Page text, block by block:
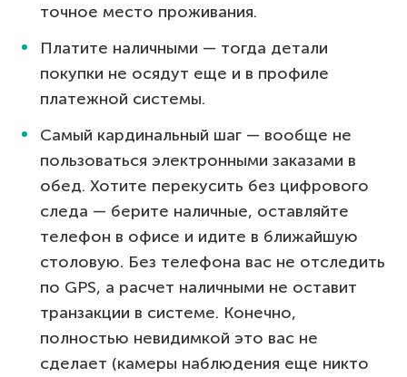
точное место проживания.
Платите наличными — тогда детали
покупки не осядут еще и в профиле
платежной системы.
Самый кардинальный шаг — вообще не
пользоваться электронными заказами в
обед. Хотите перекусить без цифрового
следа — берите наличные, оставляйте
телефон в офисе и идите в ближайшую
столовую. Без телефона вас не отследить
по GPS, а расчет наличными не оставит
транзакции в системе. Конечно,
полностью невидимкой это вас не
сделает (камеры наблюдения еще никто